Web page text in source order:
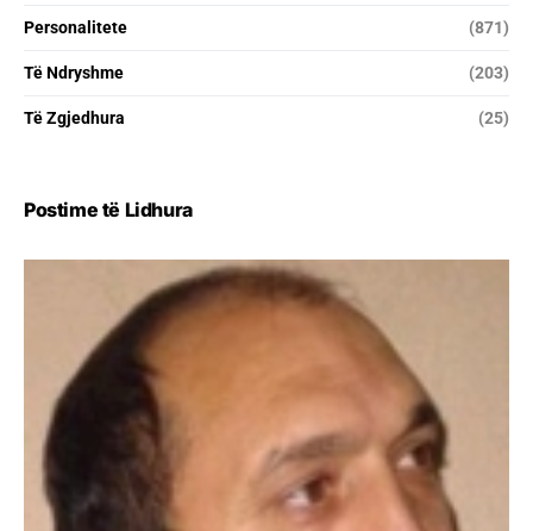
Personalitete (871)
Të Ndryshme (203)
Të Zgjedhura (25)
Postime të Lidhura